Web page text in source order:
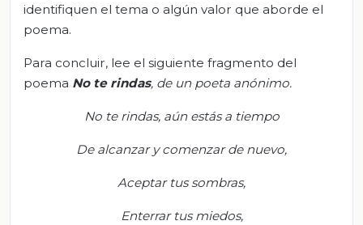
identifiquen el tema o algún valor que aborde el
poema.
Para concluir, lee el siguiente fragmento del
poema No te rindas, de un poeta anónimo.
No te rindas, aún estás a tiempo
De alcanzar y comenzar de nuevo,
Aceptar tus sombras,
Enterrar tus miedos,